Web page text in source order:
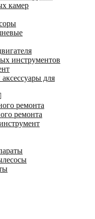
камер
инструментов
для
ремонта
ремонта